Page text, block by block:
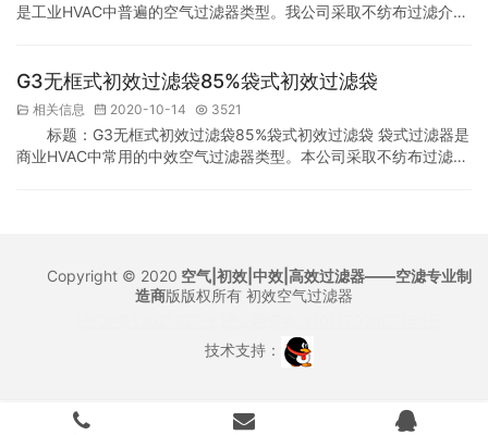
是工业HVAC中普遍的空气过滤器类型。我公司采取不纺布过滤介质
过滤器85%袋式中效过滤网是中效过滤器之一，主要用在通风机
效果，可用在净化-5μm的灰尘颗粒。它具备…
G3无框式初效过滤袋85%袋式初效过滤袋
相关信息 2020-10-14 3521
标题：G3无框式初效过滤袋85%袋式初效过滤袋 袋式过滤器是
商业HVAC中常用的中效空气过滤器类型。本公司采取不纺布过滤材
理-5μm的粉尘。它拥有阻力小，风量大的优…
Copyright © 2020 空气|初效|中效|高效过滤器——空滤专业制
造商版版权所有 初效空气过滤器
技术支持：